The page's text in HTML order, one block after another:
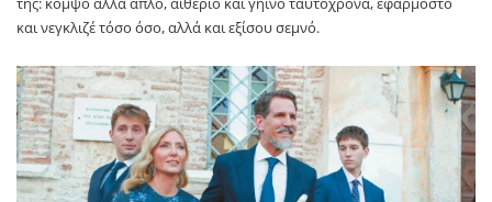
και νεγκλιζέ τόσο όσο, αλλά και εξίσου σεμνό.